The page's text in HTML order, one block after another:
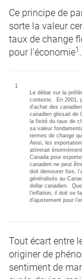
Ce principe de
sorte la valeur
taux de change
pour l’économie1 .
1
Le débat sur la
contexte. En 2001,
d’achat des
canadien glissait de
la fixité du taux de
sa valeur
termes de change
Ainsi, les
attirerait
Canada pour
canadien ne peut
doit demeurer fixe,
généralisés au
dollar canadien.
l’inflation, il doit se
d’ajustement pour
Tout écart entre
originer de
sentiment de